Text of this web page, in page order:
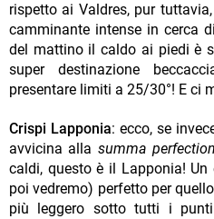
rispetto ai Valdres, pur
camminante intense in cerca
del mattino il caldo ai piedi è
super destinazione
presentare limiti a 25/30°! E ci
Crispi Lapponia: ecco, se
avvicina alla summa
caldi, questo è il Lapponia! Un
poi vedremo) perfetto per
più leggero sotto tutti i